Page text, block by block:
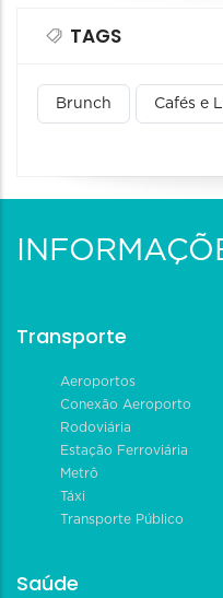
TAGS
Brunch Cafés e
Transporte
Aeroportos
Conexão Aeroporto
Rodoviária
Estação Ferroviária
Metrô
Táxi
Transporte Público
Saúde